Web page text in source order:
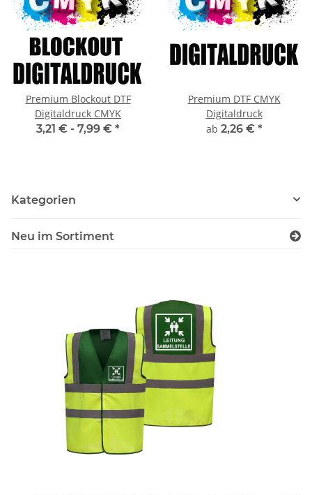
Premium Blockout DTF
Digitaldruck CMYK
3,21 € - 7,99 € *
Premium DTF CMYK
Digitaldruck
ab 2,26 € *
Kategorien
Neu im Sortiment